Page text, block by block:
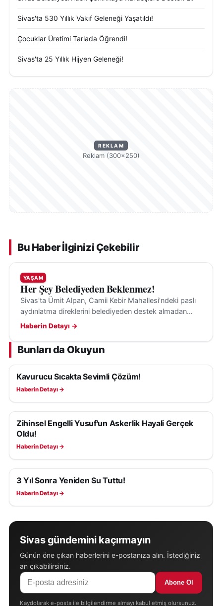
Sivas'ta 530 Yıllık Vakıf Geleneği Yaşatıldı!
Çocuklar Üretimi Tarlada Öğrendi!
Sivas'ta 25 Yıllık Hijyen Geleneği!
REKLAM
Reklam (300×250)
Bu Haber İlginizi Çekebilir
YAŞAM
Her Şey Belediyeden Beklenmez!
Sivas'ta Ümit Alpan, Camii Kebir Mahallesi'ndeki paslı
aydınlatma direklerini belediyeden destek almadan
kendi imkânlarıyla boyayarak gönüllü çalışmasıyla
Haberin Detayı →
Bunları da Okuyun
YAŞAM
Kavurucu Sıcakta Sevimli Çözüm!
Haberin Detayı →
YAŞAM
Zihinsel Engelli Yusuf'un Askerlik Hayali Gerçek
Oldu!
Haberin Detayı →
YAŞAM
3 Yıl Sonra Yeniden Su Tuttu!
Haberin Detayı →
Sivas gündemini kaçırmayın
Günün öne çıkan haberlerini e-postanıza alın. İstediğiniz
an çıkabilirsiniz.
Abone Ol
Kaydolarak e-posta ile bilgilendirme almayı kabul etmiş olursunuz.